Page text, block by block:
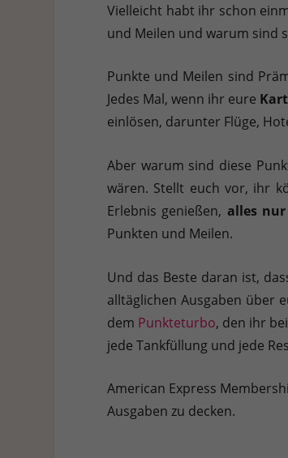
Vielleicht habt ihr schon
und Meilen und warum sind
Punkte und Meilen sind
Jedes Mal, wenn ihr eure
einlösen, darunter Flüge,
Aber warum sind diese
wären. Stellt euch vor, ihr
Erlebnis genießen, alles
Punkten und Meilen.
Und das Beste daran ist,
alltäglichen Ausgaben über
dem Punkteturbo, den ihr
jede Tankfüllung und jede
American Express
Ausgaben zu decken.